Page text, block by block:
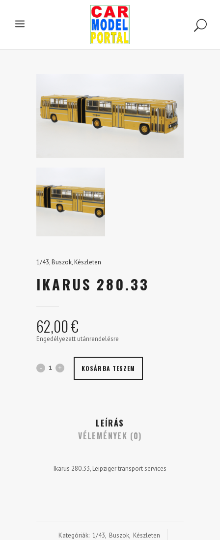
1/43,Buszok,Készleten
IKARUS 280.33
62,00€
Engedélyezett utánrendelésre
Ikarus KOSÁRBA TESZEM
LEÍRÁS
VÉLEMÉNYEK (0)
Ikarus 280.33, Leipziger transport services
Kategóriák: 1/43, Buszok, Készleten